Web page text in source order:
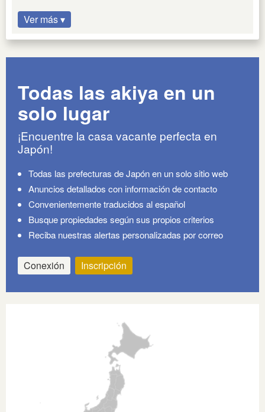
Ver más ▾
Todas las akiya en un
solo lugar
¡Encuentre la casa vacante perfecta en
Japón!
Todas las prefecturas de Japón en un solo sitio web
Anuncios detallados con información de contacto
Convenientemente traducidos al español
Busque propiedades según sus propios criterios
Reciba nuestras alertas personalizadas por correo
Conexión Inscripción